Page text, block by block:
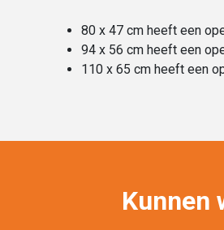
80 x 47 cm heeft een
94 x 56 cm heeft een
110 x 65 cm heeft een
Kunnen